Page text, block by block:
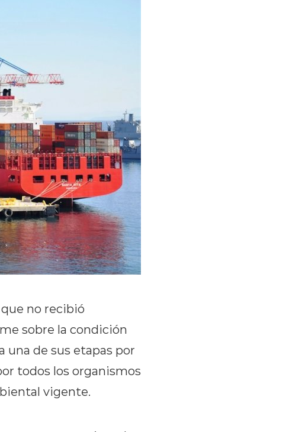
no recibió
sobre la condición
una de sus etapas por
todos los organismos
vigente.